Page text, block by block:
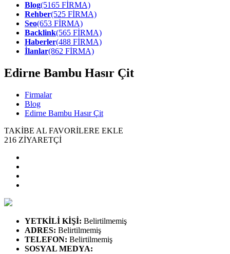
Blog(5165 FİRMA)
Rehber(525 FİRMA)
Seo(653 FİRMA)
Backlink(565 FİRMA)
Haberler(488 FİRMA)
İlanlar(862 FİRMA)
Edirne Bambu Hasır Çit
Firmalar
Blog
Edirne Bambu Hasır Çit
TAKİBE AL FAVORİLERE EKLE
216 ZİYARETÇİ
YETKİLİ KİŞİ: Belirtilmemiş
ADRES: Belirtilmemiş
TELEFON: Belirtilmemiş
SOSYAL MEDYA: